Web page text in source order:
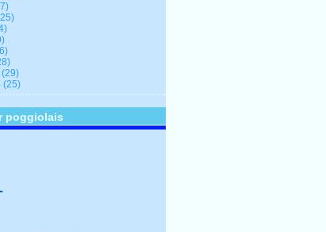
(29)
(25)
poggiolais